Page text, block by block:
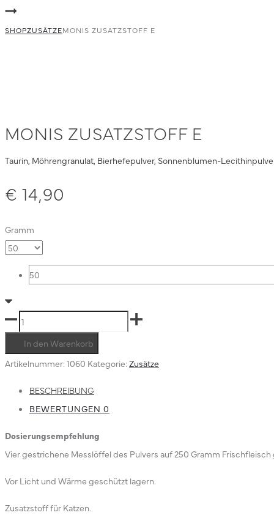
navigation
D
Lebertran
SHOPZUSÄTZEMONIS ZUSATZSTOFF E
MONIS ZUSATZSTOFF E
Taurin, Möhrengranulat, Bierhefepulver, Sonnenblumen-
€ 14,90
Gramm
50
Monis
Zusatzstoff
E
In den Warenkorb
Artikelnummer: 1060 Kategorie: Zusätze
BESCHREIBUNG
BEWERTUNGEN 0
Dosierungsempfehlung
Vier gestrichene Messlöffel des Pulvers auf 250 Gramm
Vor Licht und Wärme geschützt lagern.
Zusatzstoff für Katzen.